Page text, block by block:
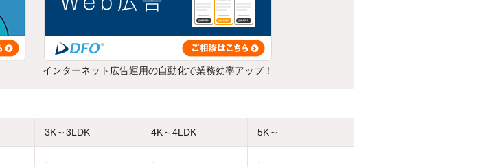
インターネット広告運用の自動化で業務効率アップ！
3K～3LDK 4K～4LDK 5K～
- - -